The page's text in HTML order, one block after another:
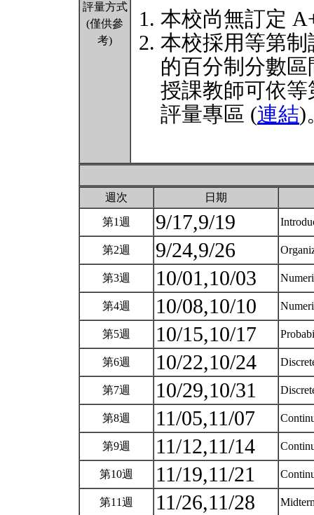
評量方式
(僅供參
考)
本校尚無訂定
本校採用等第
的百分制分數
授課教師可依
評量專區 (連結)
週次 日期
第1週 9/17,9/19
第2週 9/24,9/26
第3週 10/01,10/03
第4週 10/08,10/10
第5週 10/15,10/17
第6週 10/22,10/24
第7週 10/29,10/31
第8週 11/05,11/07
第9週 11/12,11/14
第10週 11/19,11/21
第11週 11/26,11/28